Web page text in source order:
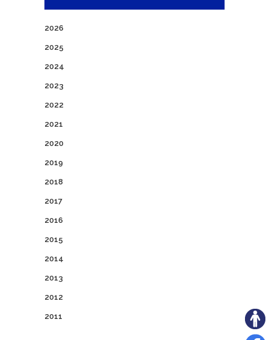
2026
2025
2024
2023
2022
2021
2020
2019
2018
2017
2016
2015
2014
2013
2012
2011